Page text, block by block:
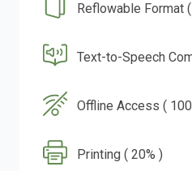
Reflowable Format
Text-to-Speech
Offline Access (
Printing ( 20% )